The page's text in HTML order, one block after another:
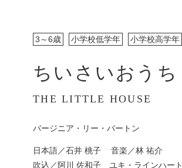
3～6歳 小学校低学年 小学校高学年
ちいさいおうち
THE LITTLE HOUSE
バージニア・リー・バートン
日本語／石井 桃子 音楽／林 祐介
吹込／ 阿川 佐和子 ユキ・ラインハート